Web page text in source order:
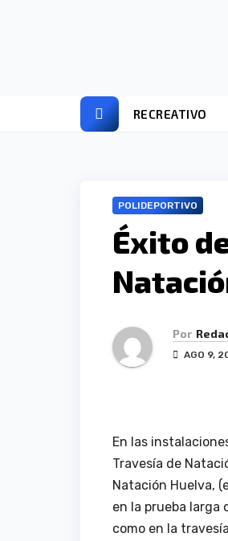
RECREATIVO
POLIDEPORTIVO
Éxito
Por
AGO 9,
En las
Travesía de
Natación Huelva,
en la prueba larga
como en la